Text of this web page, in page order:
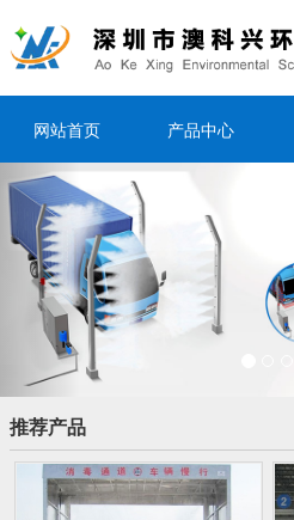
网站首页 产品中心
Previous
推荐产品